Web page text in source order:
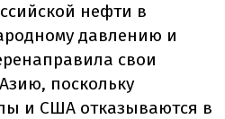
нефти в
давлению и
свои
поскольку
и США отказываются в